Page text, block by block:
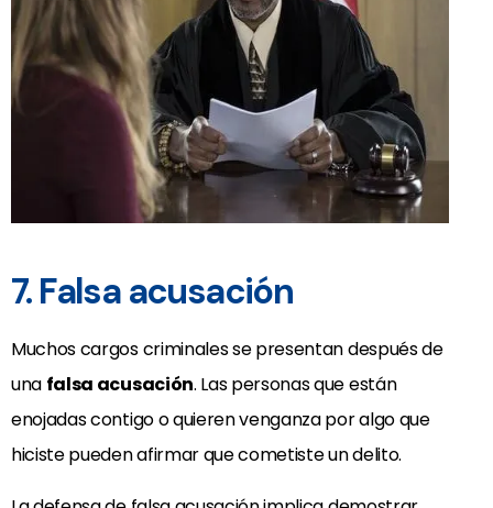
7. Falsa acusación
Muchos cargos criminales se presentan después de
una falsa acusación. Las personas que están
enojadas contigo o quieren venganza por algo que
hiciste pueden afirmar que cometiste un delito.